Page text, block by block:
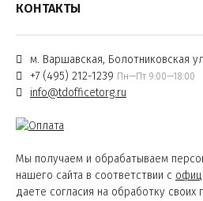
КОНТАКТЫ
м. Варшавская, Болотниковская
+7 (495) 212-1239 Пн—Пт 9:00—18:00
info@tdofficetorg.ru
Мы получаем и обрабатываем
нашего сайта в соответствии с
даете согласия на обработку своих